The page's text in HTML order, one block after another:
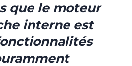
que le moteur
interne est